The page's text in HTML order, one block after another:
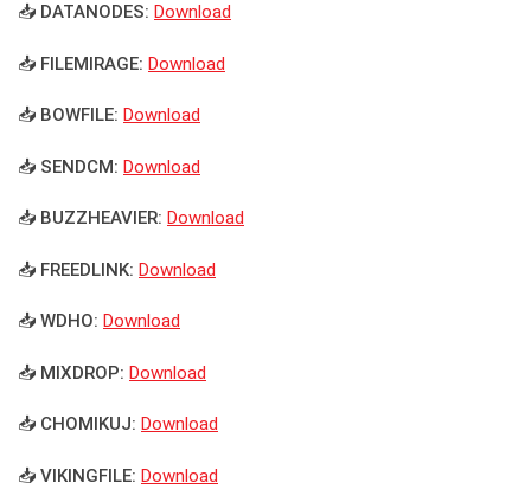
📥 DATANODES: Download
📥 FILEMIRAGE: Download
📥 BOWFILE: Download
📥 SENDCM: Download
📥 BUZZHEAVIER: Download
📥 FREEDLINK: Download
📥 WDHO: Download
📥 MIXDROP: Download
📥 CHOMIKUJ: Download
📥 VIKINGFILE: Download